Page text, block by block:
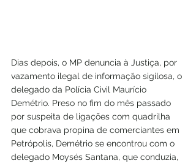
Dias depois, o MP denuncia à Justiça, por
vazamento ilegal de informação sigilosa, o
delegado da Polícia Civil Maurício
Demétrio. Preso no fim do mês passado
por suspeita de ligações com quadrilha
que cobrava propina de comerciantes em
Petrópolis, Demétrio se encontrou com o
delegado Moysés Santana, que conduzia,